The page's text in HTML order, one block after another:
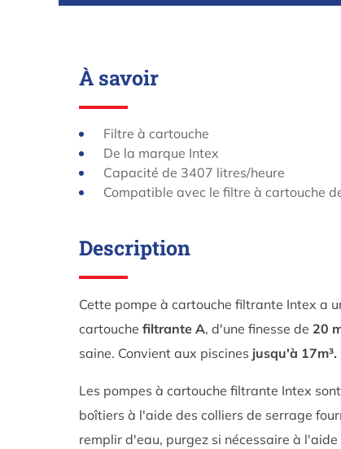
À savoir
Filtre à cartouche
De la marque Intex
Capacité de 3407 litres/heure
Compatible avec le filtre à cartouche
Description
Cette pompe à cartouche filtrante Intex a
cartouche filtrante A, d'une finesse de 20
saine. Convient aux piscines jusqu'à 17m³.
Les pompes à cartouche filtrante Intex
boîtiers à l'aide des colliers de serrage
remplir d'eau, purgez si nécessaire à